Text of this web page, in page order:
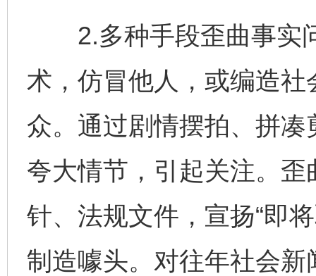
2.多种手段歪曲事实
术，仿冒他人，或编造
众。通过剧情摆拍、拼
夸大情节，引起关注。
针、法规文件，宣扬“即
制造噱头。对往年社会